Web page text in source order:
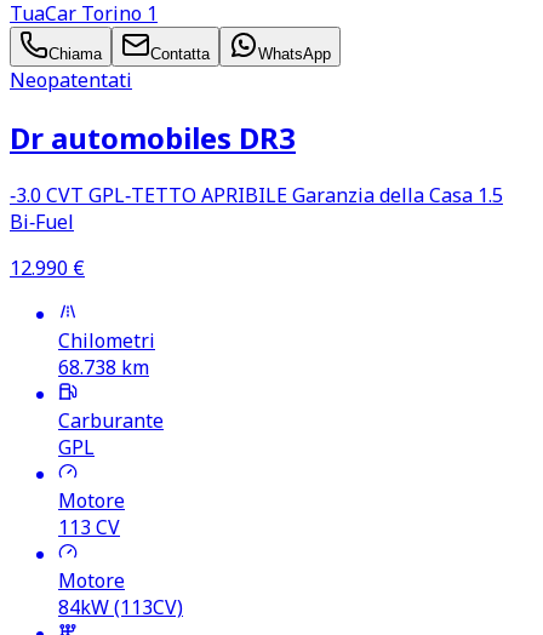
TuaCar Torino 1
Chiama Contatta WhatsApp
Neopatentati
Dr automobiles DR3
‑3.0 CVT GPL‑TETTO APRIBILE Garanzia della Casa 1.5
Bi‑Fuel
12.990 €
Chilometri
68.738 km
Carburante
GPL
Motore
113CV
Motore
84kW (113CV)